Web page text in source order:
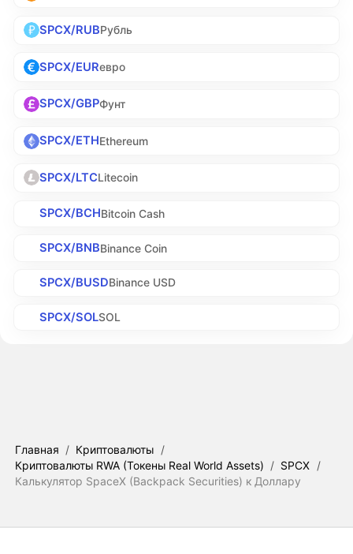
SPCX/RUBРубль
SPCX/EURевро
SPCX/GBPФунт
SPCX/ETHEthereum
SPCX/LTCLitecoin
SPCX/BCHBitcoin Cash
SPCX/BNBBinance Coin
SPCX/BUSDBinance USD
SPCX/SOLSOL
Главная / Криптовалюты /
Криптовалюты RWA (Токены Real World Assets) / SPCX /
Калькулятор SpaceX (Backpack Securities) к Доллару